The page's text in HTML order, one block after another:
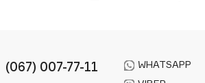
(067) 007-77-11
WHATSAPP